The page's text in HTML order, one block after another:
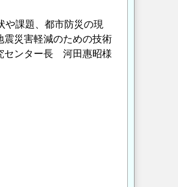
や課題、都市防災の現
災害軽減のための技術
センター長 河田惠昭様